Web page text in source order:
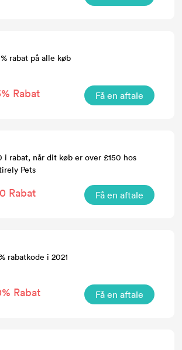
rabat på alle køb
Rabat Få en aftale
i rabat, når dit køb er over £150 hos
Pets
Rabat Få en aftale
rabatkode i 2021
Rabat Få en aftale